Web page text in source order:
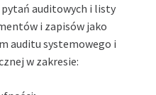
auditowych i listy
i zapisów jako
auditu systemowego i
w zakresie: